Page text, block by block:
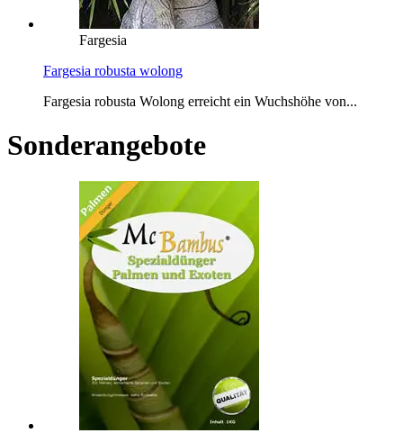
Fargesia
Fargesia robusta wolong
Fargesia robusta Wolong erreicht ein Wuchshöhe von...
Sonderangebote